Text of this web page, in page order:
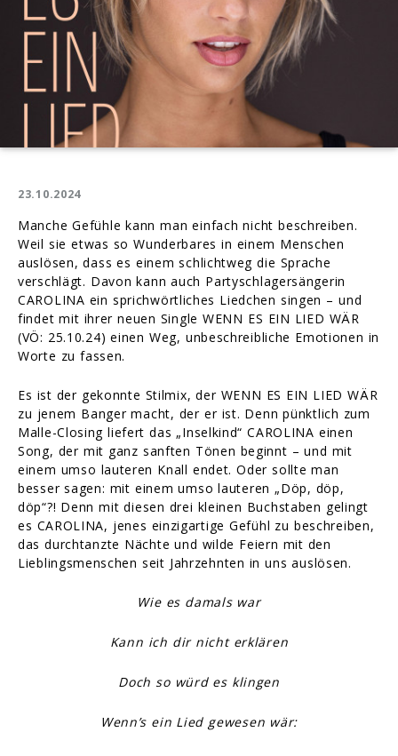
23.10.2024
Manche Gefühle kann man einfach nicht beschreiben.
Weil sie etwas so Wunderbares in einem Menschen
auslösen, dass es einem schlichtweg die Sprache
verschlägt. Davon kann auch Partyschlagersängerin
CAROLINA ein sprichwörtliches Liedchen singen – und
findet mit ihrer neuen Single WENN ES EIN LIED WÄR
(VÖ: 25.10.24) einen Weg, unbeschreibliche Emotionen in
Worte zu fassen.
Es ist der gekonnte Stilmix, der WENN ES EIN LIED WÄR
zu jenem Banger macht, der er ist. Denn pünktlich zum
Malle-Closing liefert das „Inselkind“ CAROLINA einen
Song, der mit ganz sanften Tönen beginnt – und mit
einem umso lauteren Knall endet. Oder sollte man
besser sagen: mit einem umso lauteren „Döp, döp,
döp“?! Denn mit diesen drei kleinen Buchstaben gelingt
es CAROLINA, jenes einzigartige Gefühl zu beschreiben,
das durchtanzte Nächte und wilde Feiern mit den
Lieblingsmenschen seit Jahrzehnten in uns auslösen.
Wie es damals war
Kann ich dir nicht erklären
Doch so würd es klingen
Wenn’s ein Lied gewesen wär: